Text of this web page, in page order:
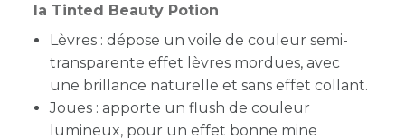
la Tinted Beauty Potion
Lèvres : dépose un voile de couleur semi-
transparente effet lèvres mordues, avec
une brillance naturelle et sans effet collant.
Joues : apporte un flush de couleur
lumineux, pour un effet bonne mine